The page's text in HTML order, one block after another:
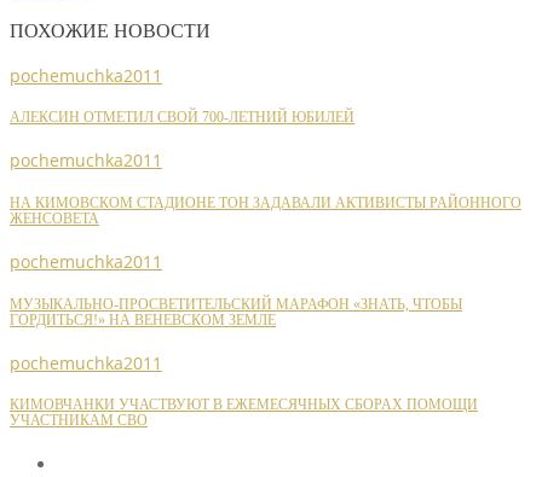
ПОХОЖИЕ НОВОСТИ
pochemuchka2011
АЛЕКСИН ОТМЕТИЛ СВОЙ 700-ЛЕТНИЙ ЮБИЛЕЙ
pochemuchka2011
НА КИМОВСКОМ СТАДИОНЕ ТОН ЗАДАВАЛИ АКТИВИСТЫ РАЙОННОГО
ЖЕНСОВЕТА
pochemuchka2011
МУЗЫКАЛЬНО-ПРОСВЕТИТЕЛЬСКИЙ МАРАФОН «ЗНАТЬ, ЧТОБЫ
ГОРДИТЬСЯ!» НА ВЕНЕВСКОМ ЗЕМЛЕ
pochemuchka2011
КИМОВЧАНКИ УЧАСТВУЮТ В ЕЖЕМЕСЯЧНЫХ СБОРАХ ПОМОЩИ
УЧАСТНИКАМ СВО